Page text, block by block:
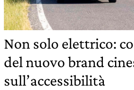
Non solo elettrico:
del nuovo brand
sull’accessibilità